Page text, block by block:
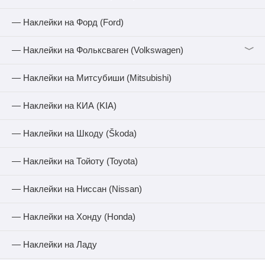
— Наклейки на Форд (Ford)
— Наклейки на Фольксваген (Volkswagen) ﹀
— Наклейки на Митсубиши (Mitsubishi)
— Наклейки на КИА (KIA)
— Наклейки на Шкоду (Škoda)
— Наклейки на Тойоту (Toyota)
— Наклейки на Ниссан (Nissan)
— Наклейки на Хонду (Honda)
— Наклейки на Ладу